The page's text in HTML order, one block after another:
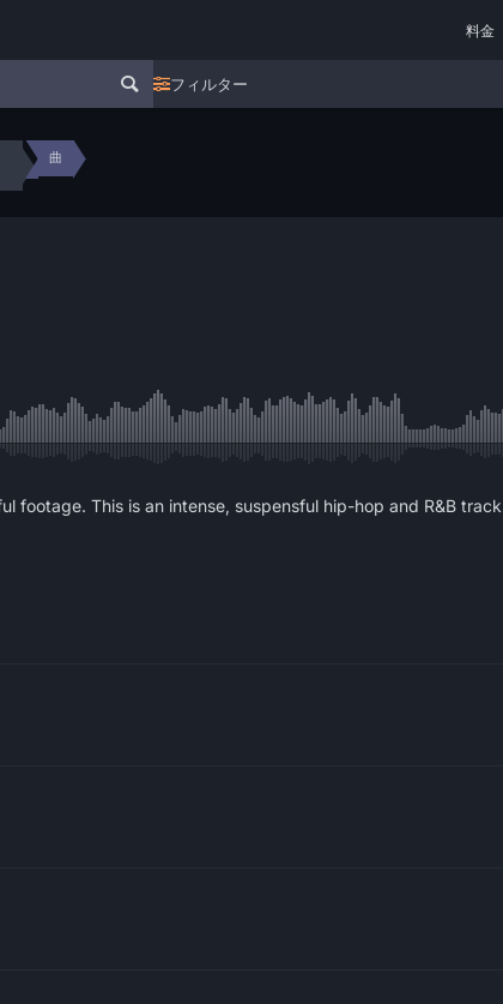
料金
フィルター
曲
footage. This is an intense, suspensful hip-hop and R&B